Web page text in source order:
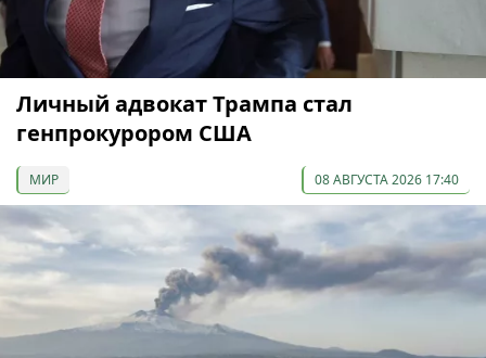
Личный адвокат Трампа стал
генпрокурором США
МИР 08 АВГУСТА 2026 17:40